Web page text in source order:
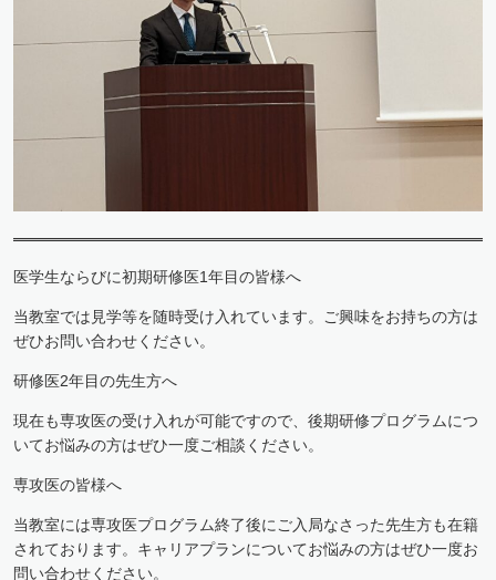
医学生ならびに初期研修医1年目の皆様へ
当教室では見学等を随時受け入れています。ご興味をお持ちの方は
ぜひお問い合わせください。
研修医2年目の先生方へ
現在も専攻医の受け入れが可能ですので、後期研修プログラムにつ
いてお悩みの方はぜひ一度ご相談ください。
専攻医の皆様へ
当教室には専攻医プログラム終了後にご入局なさった先生方も在籍
されております。キャリアプランについてお悩みの方はぜひ一度お
問い合わせください。